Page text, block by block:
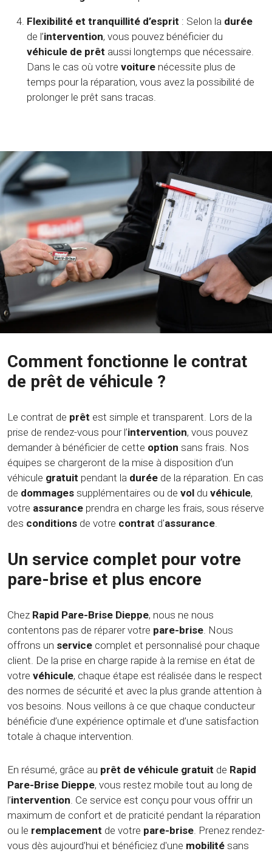
Flexibilité et tranquillité d’esprit : Selon la durée
de l’intervention, vous pouvez bénéficier du
véhicule de prêt aussi longtemps que nécessaire.
Dans le cas où votre voiture nécessite plus de
temps pour la réparation, vous avez la possibilité de
prolonger le prêt sans tracas.
Comment fonctionne le contrat
de prêt de véhicule ?
Le contrat de prêt est simple et transparent. Lors de la
prise de rendez-vous pour l’intervention, vous pouvez
demander à bénéficier de cette option sans frais. Nos
équipes se chargeront de la mise à disposition d’un
véhicule gratuit pendant la durée de la réparation. En cas
de dommages supplémentaires ou de vol du véhicule,
votre assurance prendra en charge les frais, sous réserve
des conditions de votre contrat d'assurance.
Un service complet pour votre
pare-brise et plus encore
Chez Rapid Pare-Brise Dieppe, nous ne nous
contentons pas de réparer votre pare-brise. Nous
offrons un service complet et personnalisé pour chaque
client. De la prise en charge rapide à la remise en état de
votre véhicule, chaque étape est réalisée dans le respect
des normes de sécurité et avec la plus grande attention à
vos besoins. Nous veillons à ce que chaque conducteur
bénéficie d’une expérience optimale et d’une satisfaction
totale à chaque intervention.
En résumé, grâce au prêt de véhicule gratuit de Rapid
Pare-Brise Dieppe, vous restez mobile tout au long de
l’intervention. Ce service est conçu pour vous offrir un
maximum de confort et de praticité pendant la réparation
ou le remplacement de votre pare-brise. Prenez rendez-
vous dès aujourd'hui et bénéficiez d'une mobilité sans